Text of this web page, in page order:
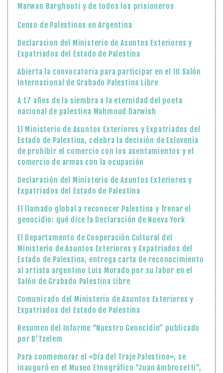
Marwan Barghouti y de todos los prisioneros
Censo de Palestinos en Argentina
Declaracion del Ministerio de Asuntos Exteriores y
Expatriados del Estado de Palestina
Abierta la convocatoria para participar en el III Salón
Internacional de Grabado Palestina Libre
A 17 años de la siembra a la eternidad del poeta
nacional de palestina Mahmoud Darwish
El Ministerio de Asuntos Exteriores y Expatriados del
Estado de Palestina, celebra la decisión de Eslovenia
de prohibir el comercio con los asentamientos y el
comercio de armas con la ocupación
Declaración del Ministerio de Asuntos Exteriores y
Expatriados del Estado de Palestina
El llamado global a reconocer Palestina y frenar el
genocidio: qué dice la Declaración de Nueva York
El Departamento de Cooperación Cultural del
Ministerio de Asuntos Exteriores y Expatriados del
Estado de Palestina, entrega carta de reconocimiento
al artista argentino Luis Morado por su labor en el
Salón de Grabado Palestina Libre
Comunicado del Ministerio de Asuntos Exteriores y
Expatriados del Estado de Palestina
Resumen del Informe “Nuestro Genocidio” publicado
por B’Tselem
Para conmemorar el «Día del Traje Palestino», se
inauguró en el Museo Etnográfico “Juan Ambrosetti”,